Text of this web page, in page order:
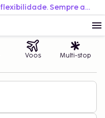
Reserve facilmente. Viaje com flexibilidade. Sempre ao melhor preço.
Voos Multi-stop